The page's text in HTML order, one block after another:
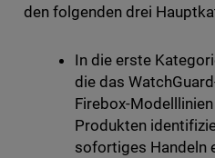
den folgenden drei
In die erste
die das
Firebox-
Produkten
sofortiges Handeln